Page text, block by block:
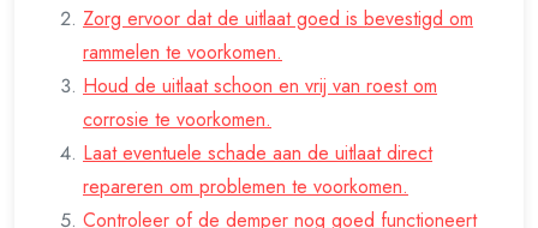
Zorg ervoor dat de uitlaat goed is bevestigd om
rammelen te voorkomen.
Houd de uitlaat schoon en vrij van roest om
corrosie te voorkomen.
Laat eventuele schade aan de uitlaat direct
repareren om problemen te voorkomen.
Controleer of de demper nog goed functioneert